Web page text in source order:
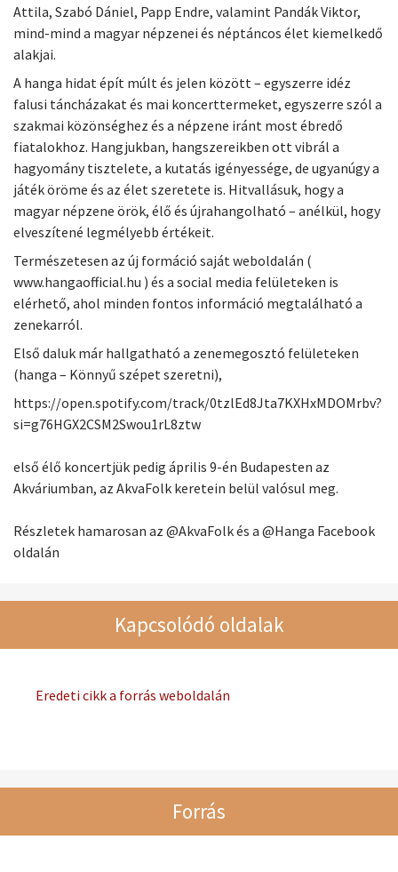
Attila, Szabó Dániel, Papp Endre, valamint Pandák Viktor,
mind-mind a magyar népzenei és néptáncos élet kiemelkedő
alakjai.
A hanga hidat épít múlt és jelen között – egyszerre idéz
falusi táncházakat és mai koncerttermeket, egyszerre szól a
szakmai közönséghez és a népzene iránt most ébredő
fiatalokhoz. Hangjukban, hangszereikben ott vibrál a
hagyomány tisztelete, a kutatás igényessége, de ugyanúgy a
játék öröme és az élet szeretete is. Hitvallásuk, hogy a
magyar népzene örök, élő és újrahangolható – anélkül, hogy
elveszítené legmélyebb értékeit.
Természetesen az új formáció saját weboldalán (
www.hangaofficial.hu ) és a social media felületeken is
elérhető, ahol minden fontos információ megtalálható a
zenekarról.
Első daluk már hallgatható a zenemegosztó felületeken
(hanga – Könnyű szépet szeretni),
https://open.spotify.com/track/0tzlEd8Jta7KXHxMDOMrbv?
si=g76HGX2CSM2Swou1rL8ztw
első élő koncertjük pedig április 9-én Budapesten az
Akváriumban, az AkvaFolk keretein belül valósul meg.
Részletek hamarosan az @AkvaFolk és a @Hanga Facebook
oldalán
Kapcsolódó oldalak
Eredeti cikk a forrás weboldalán
Forrás